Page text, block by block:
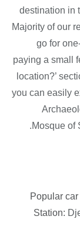
destination in
Majority of our
go for
paying a small
location?’
you can easily
Mosque of
Popular
Station: